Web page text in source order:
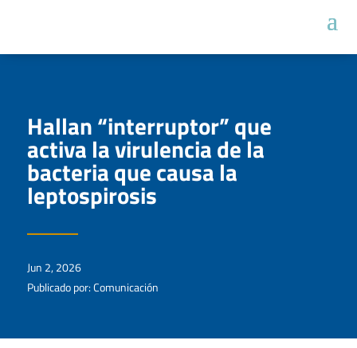
Hallan “interruptor” que
activa la virulencia de la
bacteria que causa la
leptospirosis
Jun 2, 2026
Publicado por: Comunicación